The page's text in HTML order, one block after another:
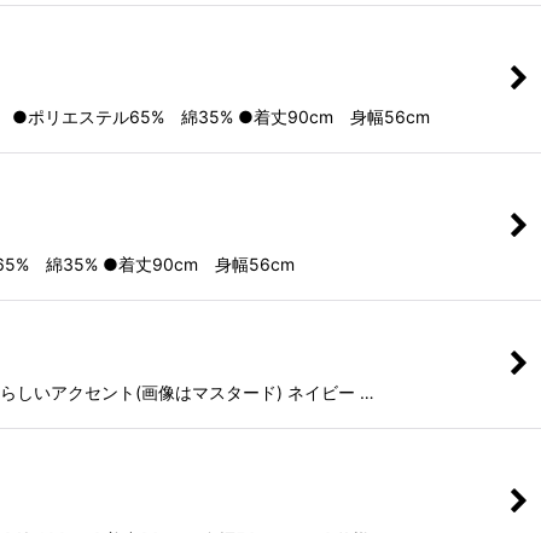
） ●ポリエステル65% 綿35% ●着丈90cm 身幅56cm
65% 綿35% ●着丈90cm 身幅56cm
しいアクセント(画像はマスタード) ネイビー …